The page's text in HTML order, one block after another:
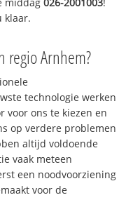
klaar.
regio Arnhem?
technologie werken
voor ons te kiezen en
op verdere problemen
altijd voldoende
vaak meteen
een noodvoorziening
voor de